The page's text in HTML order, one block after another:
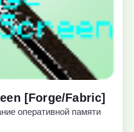
[Forge/Fabric]
оперативной памяти